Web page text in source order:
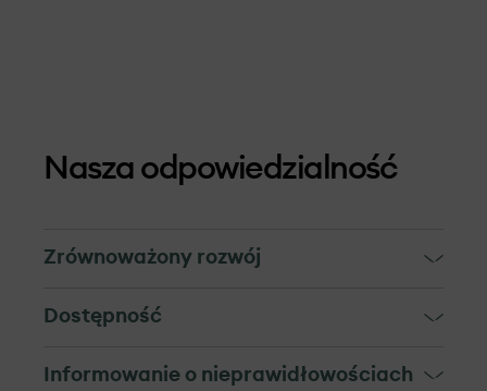
Nasza odpowiedzialność
Zrównoważony rozwój
Zrównoważony rozwój
rozwijamy i realizujemy nasze inwestycje,
Dostępność
Informowanie o nieprawidłowościach